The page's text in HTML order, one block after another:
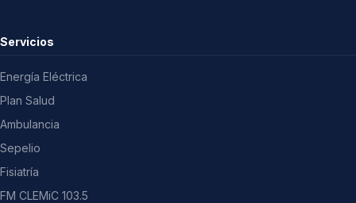
Servicios
Energía Eléctrica
Plan Salud
Ambulancia
Sepelio
Fisiatría
FM CLEMiC 103.5